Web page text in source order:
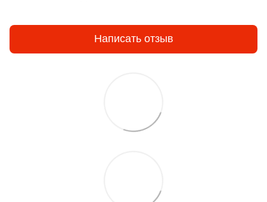
Написать отзыв